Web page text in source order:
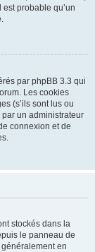
est probable qu’un
par phpBB 3.3 qui
Les cookies
(s’ils sont lus ou
un administrateur
connexion et de
stockés dans la
le panneau de
en